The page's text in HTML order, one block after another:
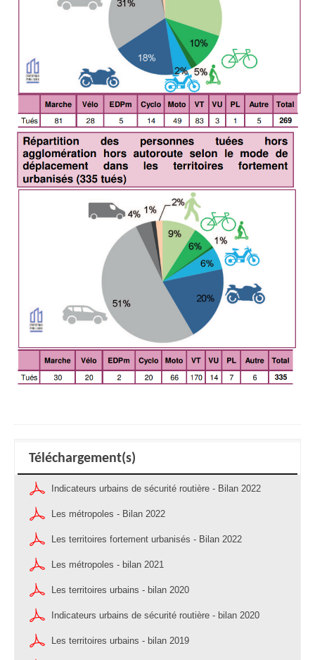
Téléchargement(s)
Indicateurs urbains de sécurité routière - Bilan 2022
Les métropoles - Bilan 2022
Les territoires fortement urbanisés - Bilan 2022
Les métropoles - bilan 2021
Les territoires urbains - bilan 2020
Indicateurs urbains de sécurité routière - bilan 2020
Les territoires urbains - bilan 2019